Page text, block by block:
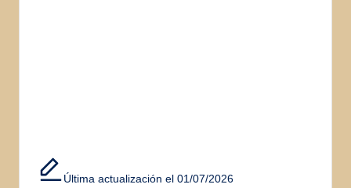
Última actualización el 01/07/2026